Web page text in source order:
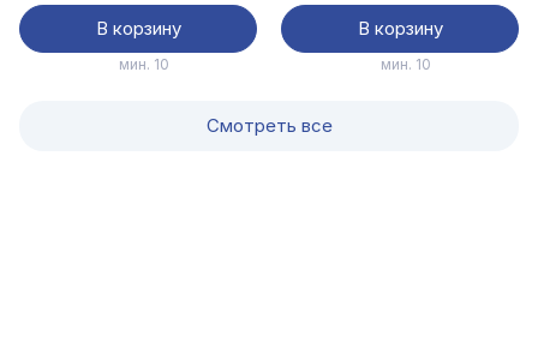
В корзину
мин. 10
В корзину
мин. 10
Смотреть все